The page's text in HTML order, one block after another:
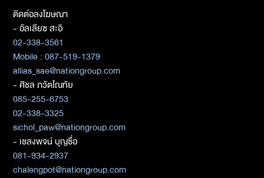
ติดต่อลงโฆษณา
- อัลเลียซ สะอิ
02-338-3561
Mobile : 087-519-1379
allias_sae@nationgroup.com
- ศิชล ภวัตโณทัย
085-255-6753
02-338-3325
sichol_paw@nationgroup.com
- เชลงพจน์ บุญซื่อ
081-934-2937
chalengpot@nationgroup.com